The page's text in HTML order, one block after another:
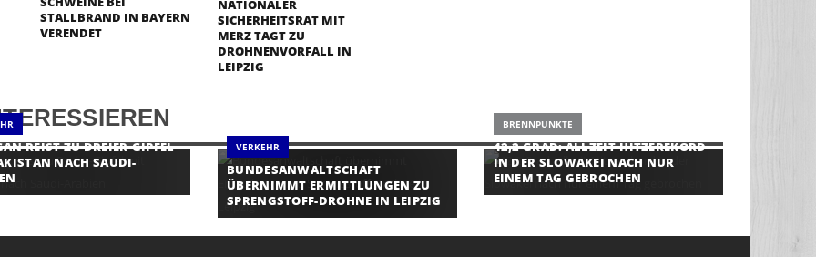
STALLBRAND IN BAYERN
VERENDET
NATIONALER
SICHERHEITSRAT MIT
MERZ TAGT ZU
DROHNENVORFALL IN
LEIPZIG
REIST ZU DREIER-GIPFEL
NACH SAUDI-
VERKEHR
BUNDESANWALTSCHAFT
ÜBERNIMMT ERMITTLUNGEN ZU
SPRENGSTOFF-DROHNE IN LEIPZIG
BRENNPUNKTE
42,2 GRAD: ALLZEIT-HITZEREKORD
IN DER SLOWAKEI NACH NUR
EINEM TAG GEBROCHEN